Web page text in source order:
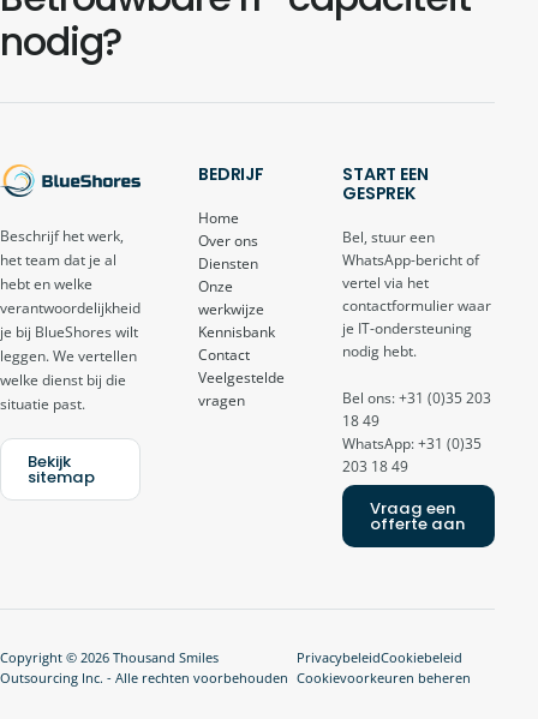
nodig?
Beschrijf het werk,
het team dat je al
hebt en welke
verantwoordelijkheid
je bij BlueShores wilt
leggen. We vertellen
welke dienst bij die
situatie past.
Bekijk
sitemap
BEDRIJF
Home
Over ons
Diensten
Onze
werkwijze
Kennisbank
Contact
Veelgestelde
vragen
START EEN
GESPREK
Bel, stuur een
WhatsApp-bericht of
vertel via het
contactformulier waar
je IT-ondersteuning
nodig hebt.
Bel ons: +31 (0)35 203
18 49
WhatsApp: +31 (0)35
203 18 49
Vraag een
offerte aan
Copyright © 2026 Thousand Smiles
Outsourcing Inc. - Alle rechten voorbehouden
PrivacybeleidCookiebeleid
Cookievoorkeuren beheren